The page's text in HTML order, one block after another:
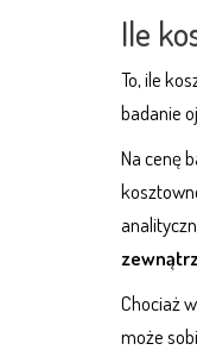
Ile
To, ile
badanie
Na cenę
Chociaż
może